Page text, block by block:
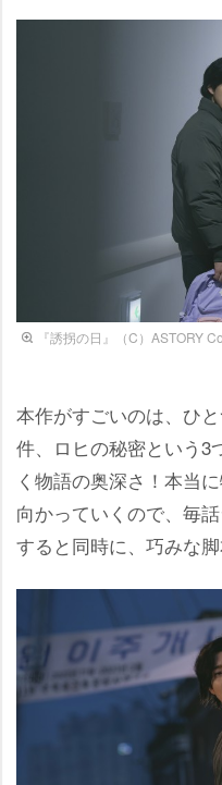
『誘拐の日』（C）ASTORY
本作がすごいのは、ひ
件、ロヒの秘密という3
く物語の奥深さ！本当
向かっていくので、毎
すると同時に、巧みな